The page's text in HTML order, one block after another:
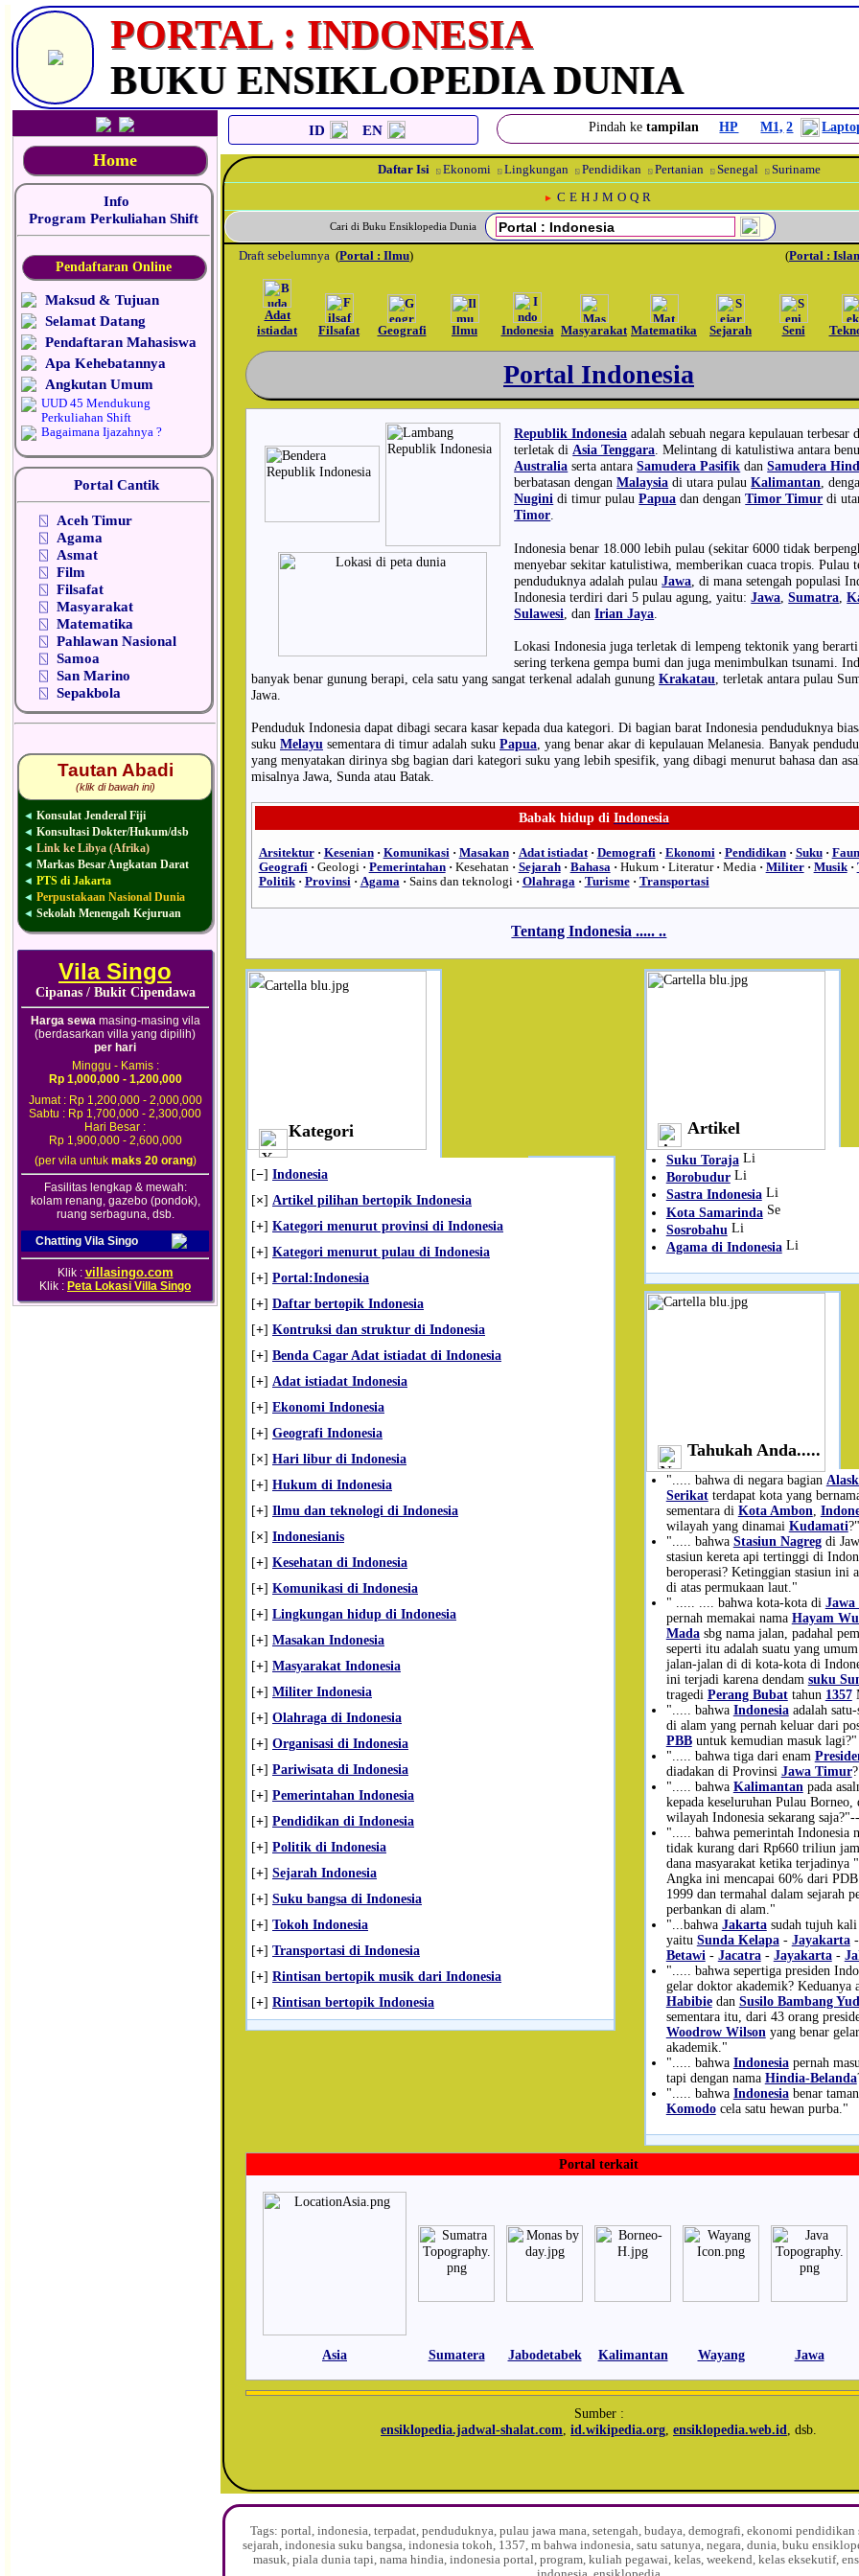
PORTAL : INDONESIA
BUKU ENSIKLOPEDIA DUNIA
Home
Info
Program Perkuliahan Shift
Pendaftaran Online
Maksud & Tujuan
Selamat Datang
Pendaftaran Mahasiswa
Apa Kehebatannya
Angkutan Umum
UUD 45 Mendukung
Perkuliahan Shift
Bagaimana Ijazahnya ?
Portal Cantik
⍂ Aceh Timur
⍂ Agama
⍂ Asmat
⍂ Film
⍂ Filsafat
⍂ Masyarakat
⍂ Matematika
⍂ Pahlawan Nasional
⍂ Samoa
⍂ San Marino
⍂ Sepakbola
Tautan Abadi
(klik di bawah ini)
◄ Konsulat Jenderal Fiji
◄ Konsultasi Dokter/Hukum/dsb
◄ Link ke Libya (Afrika)
◄ Markas Besar Angkatan Darat
◄ PTS di Jakarta
◄ Perpustakaan Nasional Dunia
◄ Sekolah Menengah Kejuruan
Vila Singo
Cipanas / Bukit Cipendawa
Harga sewamasing-masing vila
(berdasarkan villa yang dipilih)
per hari
Minggu - Kamis :
Rp 1,000,000 - 1,200,000
Jumat : Rp 1,200,000 - 2,000,000
Sabtu : Rp 1,700,000 - 2,300,000
Hari Besar :
Rp 1,900,000 - 2,600,000
(per vila untuk maks 20 orang)
Fasilitas lengkap & mewah:
kolam renang, gazebo (pondok),
ruang serbaguna, dsb.
Chatting Vila Singo
Klik : villasingo.com
Klik : Peta Lokasi Villa Singo
ID EN Pindah ketampilan HP M1, 2
Daftar Isi ⍂ Ekonomi ⍂ Lingkungan ⍂ Pendidikan ⍂ Pertanian ⍂ Senegal ⍂ Suriname
► C E H J M O Q R
Cari di Buku Ensiklopedia Dunia
Draft sebelumnya (Portal : Ilmu) (Portal :
Adat
istiadat
Filsafat Geografi Ilmu Indonesia Masyarakat Matematika Sejarah Seni
Portal Indonesia
Republik Indonesia adalah sebuah negara kepulauan terbesar
terletak diAsia Tenggara. Melintang di katulistiwa antara
Australia serta antaraSamudera Pasifik danSamudera
berbatasan denganMalaysia di utara pulauKalimantan,
Nugini di timur pulauPapua dan denganTimor Timur di
Timor.
Indonesia benar 18.000 lebih pulau (sekitar 6000 tidak
menyebar sekitar katulistiwa, memberikan cuaca tropis. Pulau
penduduknya adalah pulauJawa , di mana setengah populasi
Indonesia terdiri dari 5 pulau agung, yaitu:Jawa ,Sumatra ,
Sulawesi , danIrian Jaya
Lokasi Indonesia juga terletak di lempeng tektonik yang
sering terkena gempa bumi dan juga menimbulkan tsunami.
banyak benar gunung berapi, cela satu yang sangat terkenal adalah gunung Krakatau , terletak antara pulau
Jawa.
Penduduk Indonesia dapat dibagi secara kasar kepada dua kategori. Di bagian barat Indonesia penduduknya
suku Melayu sementara di timur adalah suku Papua, yang benar akar di kepulauan Melanesia. Banyak
yang menyatakan dirinya sbg bagian dari kategori suku yang lebih spesifik, yang dibagi menurut bahasa dan
misalnya Jawa, Sunda atau Batak.
Babak hidupdi Indonesia
Arsitektur · Kesenian · Komunikasi · Masakan · Adat istiadat · Demografi · Ekonomi · Pendidikan · Suku ·
Geografi · Geologi · Pemerintahan · Kesehatan · Sejarah · Bahasa · Hukum · Literatur · Media · Militer · Musik ·
Politik · Provinsi · Agama · Sains dan teknologi · Olahraga · Turisme · Transportasi
Tentang Indonesia ..... ..
Kategori
[−] Indonesia
[×] Artikel pilihan bertopik Indonesia
[+] Kategori menurut provinsi di Indonesia
[+] Kategori menurut pulau di Indonesia
[+] Portal:Indonesia
[+] Daftar bertopik Indonesia
[+] Kontruksi dan struktur di Indonesia
[+] Benda Cagar Adat istiadat di Indonesia
[+] Adat istiadat Indonesia
[+] Ekonomi Indonesia
[+] Geografi Indonesia
[×] Hari libur di Indonesia
[+] Hukum di Indonesia
[+] Ilmu dan teknologi di Indonesia
[×] Indonesianis
[+] Kesehatan di Indonesia
[+] Komunikasi di Indonesia
[+] Lingkungan hidup di Indonesia
[+] Masakan Indonesia
[+] Masyarakat Indonesia
[+] Militer Indonesia
[+] Olahraga di Indonesia
[+] Organisasi di Indonesia
[+] Pariwisata di Indonesia
[+] Pemerintahan Indonesia
[+] Pendidikan di Indonesia
[+] Politik di Indonesia
[+] Sejarah Indonesia
[+] Suku bangsa di Indonesia
[+] Tokoh Indonesia
[+] Transportasi di Indonesia
[+] Rintisan bertopik musik dari Indonesia
[+] Rintisan bertopik Indonesia
Artikel
Suku Toraja
Borobudur
Sastra Indonesia
Kota Samarinda
Sosrobahu
Agama di Indonesia
Tahukah Anda.....
"..... bahwa di negara bagian
Serikatterdapat kota yang
sementara di Kota Ambon
wilayah yang dinamai Kudamati?"
"..... bahwa Stasiun Nagregdi
stasiun kereta api tertinggi di
beroperasi? Ketinggian stasiun ini
di atas permukaan laut."
" ..... .... bahwa kota-kota di Jawa
pernah memakai nama Hayam
Madasbg nama jalan, padahal
seperti itu adalah suatu yang
jalan-jalan di di kota-kota di
ini terjadi karena dendam suku
tragedi Perang Bubattahun 1357
"..... bahwa Indonesiaadalah satu-
di alam yang pernah keluar dari
PBBuntuk kemudian masuk lagi?"
"..... bahwa tiga dari enam
diadakan di Provinsi Jawa Timur
"..... bahwa Kalimantan pada
kepada keseluruhan Pulau Borneo,
wilayah Indonesia sekarang
"..... bahwa pemerintah Indonesia
tidak kurang dari Rp660 triliun
dana masyarakat ketika terjadinya "
Angka ini mencapai 60% dari
1999 dan termahal dalam sejarah
perbankan di alam."
"...bahwa Jakartasudah tujuh kali
yaitu Sunda Kelapa- Jayakarta-
Betawi - Jacatra- Jayakarta-
"..... bahwa sepertiga presiden
gelar doktor akademik? Keduanya
Habibiedan Susilo Bambang
sementara itu, dari 43 orang
Woodrow Wilson yang benar
akademik."
"..... bahwa Indonesiapernah
tapi dengan nama Hindia-Belanda
"..... bahwa Indonesiabenar
Komodocela satu hewan purba."
Portal terkait
Asia Sumatera Jabodetabek Kalimantan Wayang Jawa
Sumber :
ensiklopedia.jadwal-shalat.com id.wikipedia.org ensiklopedia.web.id , dsb.
Tags: portal, indonesia, terpadat, penduduknya, pulau jawa mana, setengah, budaya, demografi, ekonomi pendidikan
sejarah, indonesia suku bangsa, indonesia tokoh, 1357, m bahwa indonesia, satu satunya, negara, dunia, buku
masuk, piala dunia tapi, nama hindia, indonesia portal, program, kuliah pegawai, kelas, weekend, kelas eksekutif,